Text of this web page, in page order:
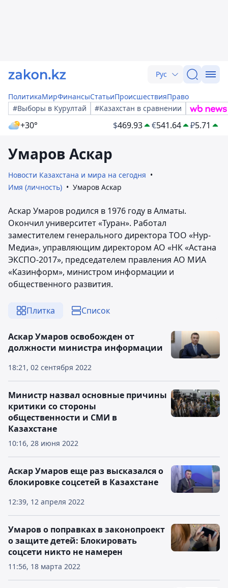
Рус
ПолитикаМирФинансыСтатьиПроисшествияПраво
#Выборы в Курултай
#Казахстан в сравнении
+30° $469.93 €541.64 ₽5.71
Умаров Аскар
Новости Казахстана и мира на сегодня
Имя (личность)
Умаров Аскар
Аскар Умаров родился в 1976 году в Алматы.
Окончил университет «Туран». Работал
заместителем генерального директора ТОО «Нур-
Медиа», управляющим директором АО «НК «Астана
ЭКСПО-2017», председателем правления АО МИА
«Казинформ», министром информации и
общественного развития.
Плитка Список
18:21, 02 сентября 2022
Аскар Умаров освобожден от
должности министра информации
10:16, 28 июня 2022
Министр назвал основные причины
критики со стороны
общественности и СМИ в
Казахстане
12:39, 12 апреля 2022
Аскар Умаров еще раз высказался о
блокировке соцсетей в Казахстане
11:56, 18 марта 2022
Умаров о поправках в законопроект
о защите детей: Блокировать
соцсети никто не намерен